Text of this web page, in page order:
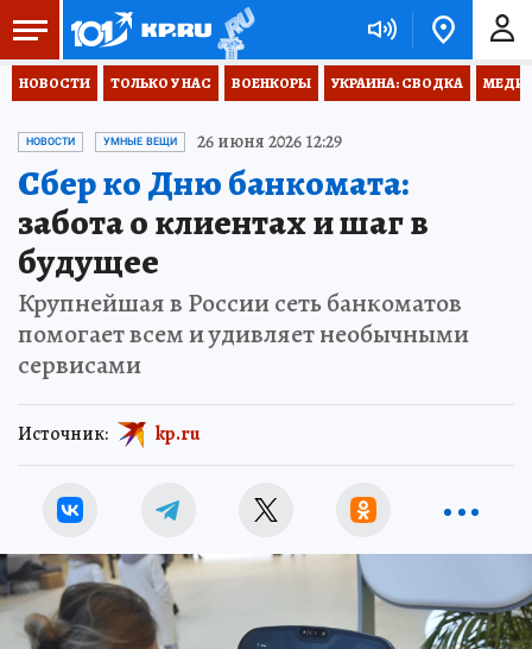
НОВОСТИ ТОЛЬКО У НАС ВОЕНКОРЫ УКРАИНА: СВОДКА
НОВОСТИ УМНЫЕ ВЕЩИ 26 июня 2026 12:29
Сбер ко Дню банкомата:
забота о клиентах и шаг в
будущее
Крупнейшая в России сеть банкоматов
помогает всем и удивляет необычными
сервисами
Источник: kp.ru